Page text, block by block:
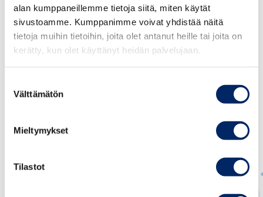
alan kumppaneillemme tietoja siitä, miten käytät
sivustoamme. Kumppanimme voivat yhdistää näitä
tietoja muihin tietoihin, joita olet antanut heille tai joita on
kerätty, kun olet käyttänyt heidän palvelujaan.
valinta
Välttämätön
Mieltymykset
Tilastot